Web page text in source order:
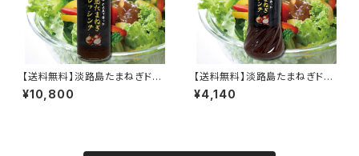
【送料無料】淡路島たまねぎドレ
ッシング 200ml 24本
¥10,800
【送料無料】淡路島たまねぎドレ
ッシング 380ml 6本
¥4,140